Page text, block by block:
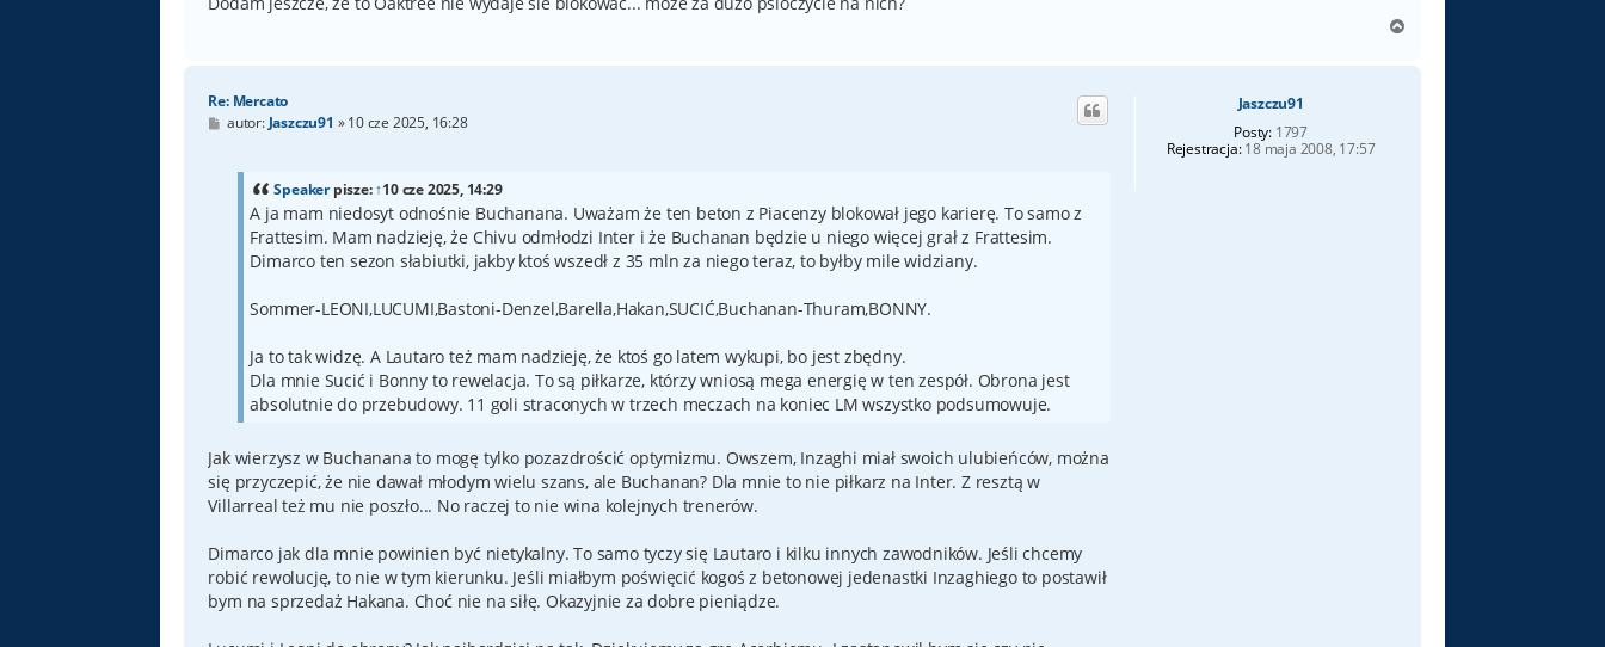
g
Jaszczu91
Posty: 1797
Rejestracja:18 maja 2008, 17:57
Re: Mercato
Pautor: Jaszczu91 »10 cze 2025, 16:28
Speakerpisze:↑10 cze 2025, 14:29
A ja mam niedosyt odnośnie Buchanana. Uważam że ten beton z Piacenzy blokował jego karierę. To samo z
Frattesim. Mam nadzieję, że Chivu odmłodzi Inter i że Buchanan będzie u niego więcej grał z Frattesim.
Dimarco ten sezon słabiutki, jakby ktoś wszedł z 35 mln za niego teraz, to byłby mile widziany.
Sommer-LEONI,LUCUMI,Bastoni-Denzel,Barella,Hakan,SUCIĆ,Buchanan-Thuram,BONNY.
Ja to tak widzę. A Lautaro też mam nadzieję, że ktoś go latem wykupi, bo jest zbędny.
Dla mnie Sucić i Bonny to rewelacja. To są piłkarze, którzy wniosą mega energię w ten zespół. Obrona jest
absolutnie do przebudowy. 11 goli straconych w trzech meczach na koniec LM wszystko podsumowuje.
Jak wierzysz w Buchanana to mogę tylko pozazdrościć optymizmu. Owszem, Inzaghi miał swoich ulubieńców, można
się przyczepić, że nie dawał młodym wielu szans, ale Buchanan? Dla mnie to nie piłkarz na Inter. Z resztą w
Villarreal też mu nie poszło... No raczej to nie wina kolejnych trenerów.
Dimarco jak dla mnie powinien być nietykalny. To samo tyczy się Lautaro i kilku innych zawodników. Jeśli chcemy
robić rewolucję, to nie w tym kierunku. Jeśli miałbym poświęcić kogoś z betonowej jedenastki Inzaghiego to postawił
bym na sprzedaż Hakana. Choć nie na siłę. Okazyjnie za dobre pieniądze.